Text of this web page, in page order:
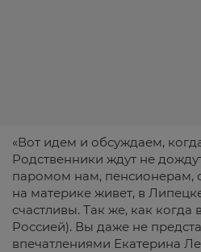
«Вот идем и обсуждаем,
Родственники ждут не
паромом нам, пенсионерам,
на материке живет, в
счастливы. Так же, как когда
Россией). Вы даже не
впечатлениями Екатерина